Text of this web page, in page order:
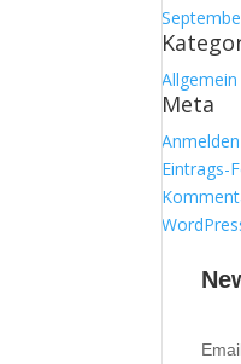
Allgemein
Meta
Anmelden
Eintrags-